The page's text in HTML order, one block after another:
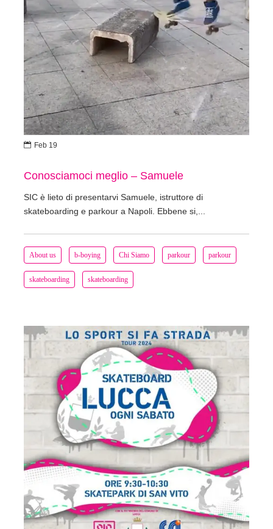
About us b-boying Chi Siamo parkour parkour
skateboarding skateboarding
Conosciamoci meglio – Samuele
SIC è lieto di presentarvi Samuele, istruttore di
skateboarding e parkour a Napoli. Ebbene si,...
 Feb 19